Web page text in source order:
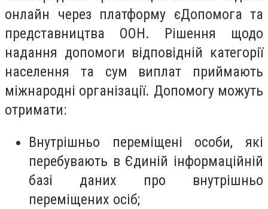
онлайн через платформу єДопомога та
представництва ООН. Рішення щодо
надання допомоги відповідній категорії
населення та сум виплат приймають
міжнародні організації. Допомогу можуть
отримати:
Внутрішньо переміщені особи, які
перебувають в Єдиній інформаційній
базі даних про внутрішньо
переміщених осіб;